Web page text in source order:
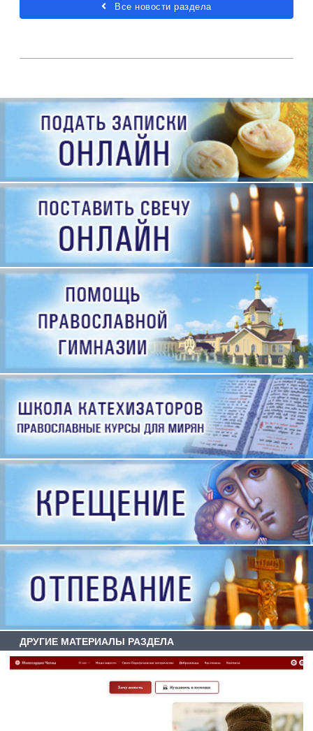
Все новости раздела
ДРУГИЕ МАТЕРИАЛЫ РАЗДЕЛА